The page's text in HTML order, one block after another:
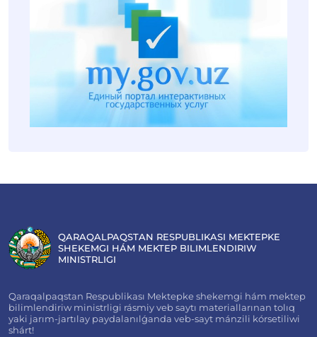
QARAQALPAQSTAN RESPUBLIKASI MEKTEPKE
SHEKEMGI HÁM MEKTEP BILIMLENDIRIW
MINISTRLIGI
Qaraqalpaqstan Respublikası Mektepke shekemgi hám mektep
bilimlendiriw ministrligi rásmiy veb saytı materiallarınan tolıq
yaki jarım-jartılay paydalanılǵanda veb-sayt mánzili kórsetiliwi
shárt!